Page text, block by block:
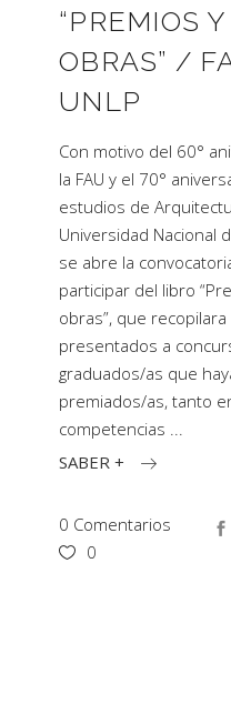
“PREMIOS Y
OBRAS” /
UNLP
Con motivo del 60°
la FAU y el 70°
estudios de
Universidad Nacional
se abre la
participar del libro
obras”, que
presentados a
graduados/as que
premiados/as, tanto
competencias
SABER +
0 Comentarios
0